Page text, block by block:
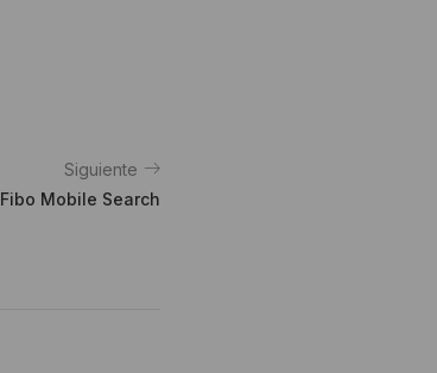
Siguiente
Fibo Mobile Search